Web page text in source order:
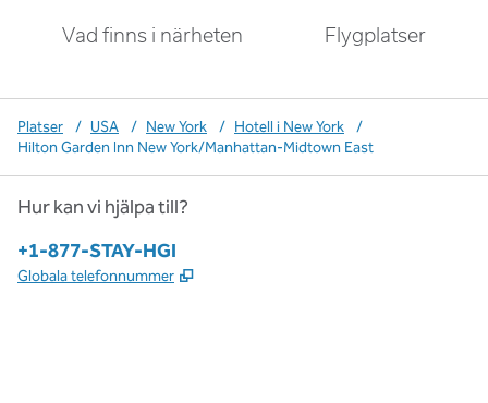
Vad finns i närheten Flygplatser
Platser / USA / New York / Hotell i New York
/
Hilton Garden Inn New York/Manhattan-Midtown East
Hur kan vi hjälpa till?
Telefon:
+1-877-STAY-HGI
Globala telefonnummer ,